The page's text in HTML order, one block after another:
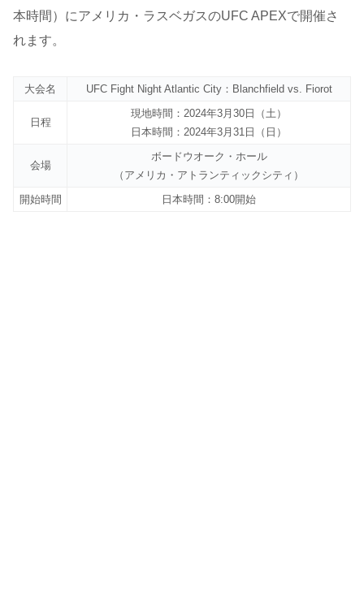
本時間）にアメリカ・ラスベガスのUFC APEXで開催さ
れます。
大会名 UFC Fight Night Atlantic City：Blanchfield vs. Fiorot
日程
現地時間：2024年3月30日（土）
日本時間：2024年3月31日（日）
会場
ボードウオーク・ホール
（アメリカ・アトランティックシティ）
開始時間
日本時間：8:00開始